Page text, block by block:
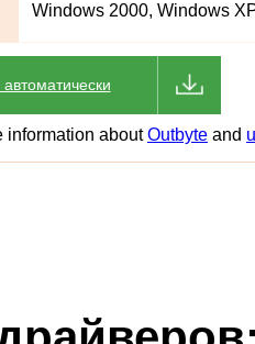
Windows 2000, Windows
information aboutOutbyte and